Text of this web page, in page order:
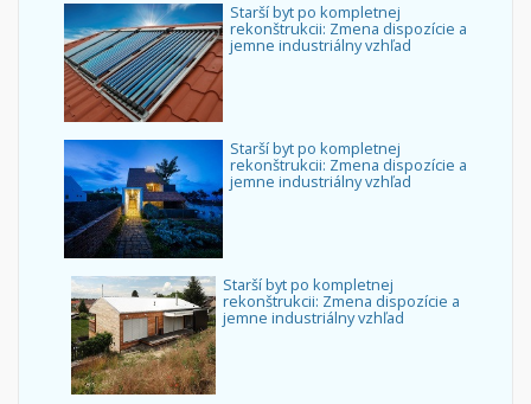
Starší byt po kompletnej
rekonštrukcii: Zmena dispozície a
jemne industriálny vzhľad
Starší byt po kompletnej
rekonštrukcii: Zmena dispozície a
jemne industriálny vzhľad
Starší byt po kompletnej
rekonštrukcii: Zmena dispozície a
jemne industriálny vzhľad